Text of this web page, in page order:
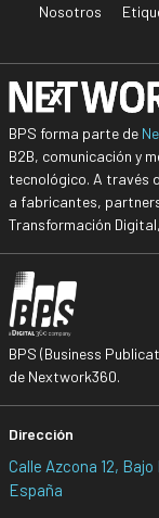
Nosotros
BPS forma parte de
B2B, comunicación y
tecnológico. A través
a fabricantes,
Transformación
BPS (Business
de Nextwork360.
Dirección
Calle Azcona 12,
España